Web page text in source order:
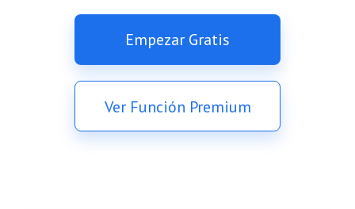
Empezar Gratis
Ver Función Premium